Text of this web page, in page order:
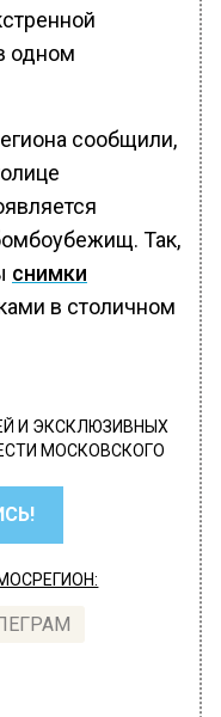
одном
сообщили,
Так,
снимки
в столичном
И ЭКСКЛЮЗИВНЫХ
МОСКОВСКОГО